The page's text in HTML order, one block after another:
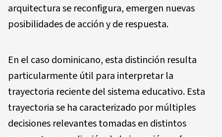
arquitectura se reconfigura, emergen nuevas
posibilidades de acción y de respuesta.
En el caso dominicano, esta distinción resulta
particularmente útil para interpretar la
trayectoria reciente del sistema educativo. Esta
trayectoria se ha caracterizado por múltiples
decisiones relevantes tomadas en distintos